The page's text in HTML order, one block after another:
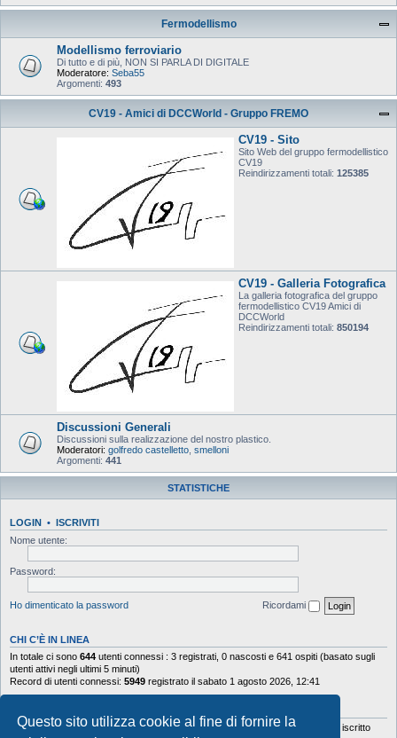
Questo sito utilizza cookie al fine di fornire la
Fermodellismo
Modellismo ferroviario
Di tutto e di più, NON SI PARLA DI DIGITALE
Moderatore: Seba55
Argomenti: 493
CV19 - Amici di DCCWorld - Gruppo FREMO
CV19 - Sito
Sito Web del gruppo fermodellistico
CV19
Reindirizzamenti totali: 125385
CV19 - Galleria Fotografica
La galleria fotografica del gruppo
fermodellistico CV19 Amici di
DCCWorld
Reindirizzamenti totali: 850194
Discussioni Generali
Discussioni sulla realizzazione del nostro plastico.
Moderatori: golfredo castelletto smelloni
Argomenti: 441
STATISTICHE
LOGIN • ISCRIVITI
Nome utente:
Password:
Ho dimenticato la password Ricordami
CHI C’È IN LINEA
In totale ci sono 644 utenti connessi : 3 registrati, 0 nascosti e 641 ospiti (basato sugli
utenti attivi negli ultimi 5 minuti)
Record di utenti connessi: 5949 registrato il sabato 1 agosto 2026, 12:41
Totale messaggi103644• Totale argomenti 9878• Totale iscritti 5630
• Ultimo iscritto